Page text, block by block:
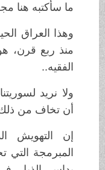
ما سأكتبه هنا
وهذا العراق
منذ ربع قرن، هو
الفقيه..
ولا نريد
أن تخاف من ذلك
إن التهويش
المبرمجة التي